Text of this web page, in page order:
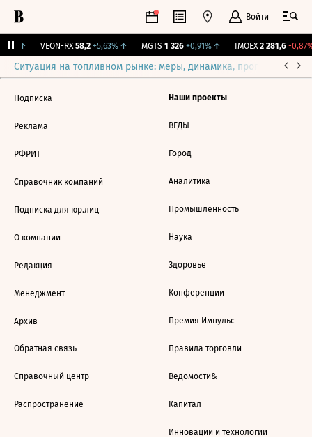
Войти
↑ VEON-RX 58,2 +5,63%↑ MGTS 1 326 +0,91%↑ IMOEX 2 281,6 -0,87%
Ситуация на топливном рынке: меры, динамика, прогнозы
Подписка
Реклама
РФРИТ
Справочник компаний
Подписка для юр.лиц
О компании
Редакция
Менеджмент
Архив
Обратная связь
Справочный центр
Распространение
Наши проекты
ВЕДЫ
Город
Аналитика
Промышленность
Наука
Здоровье
Конференции
Премия Импульс
Правила торговли
Ведомости&
Капитал
Инновации и технологии